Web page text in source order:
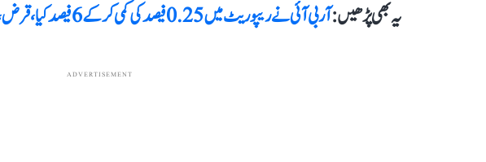
یہ بھی پڑھیں :آر بی آئی نے ریپو ریٹ میں 0.25 فیصد کی کمی کر کے 6 فیصد کیا، قرض، ای ایم آئی اور فکسڈ ڈپازٹ پر کیا ہوگا اثر؟
ADVERTISEMENT